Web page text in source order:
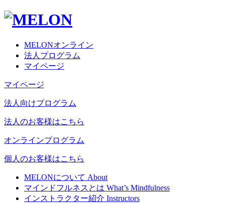
MELONオンライン
法人プログラム
マイページ
マイページ
法人向けプログラム
法人のお客様はこちら
オンラインプログラム
個人のお客様はこちら
MELONについて About
マインドフルネスとは What’s Mindfulness
インストラクター紹介 Instructors